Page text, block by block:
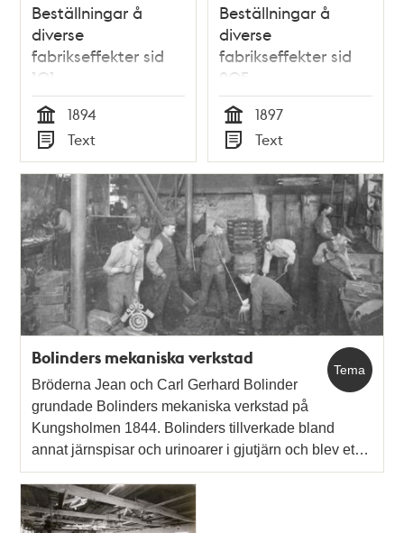
Beställningar å
diverse
fabrikseffekter sid
101
Tid
1894
Typ
Text
Beställningar å
diverse
fabrikseffekter sid
205
Tid
1897
Typ
Text
Tema
Bolinders mekaniska verkstad
Bröderna Jean och Carl Gerhard Bolinder
grundade Bolinders mekaniska verkstad på
Kungsholmen 1844. Bolinders tillverkade bland
annat järnspisar och urinoarer i gjutjärn och blev et…